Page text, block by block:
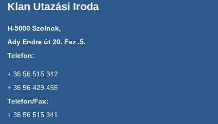
Klan Utazási Iroda
H-5000 Szolnok,
Ady Endre út 20. Fsz .5.
Telefon:
+ 36 56 515 342
+ 36 56 429 455
Telefon/Fax:
+ 36 56 515 341